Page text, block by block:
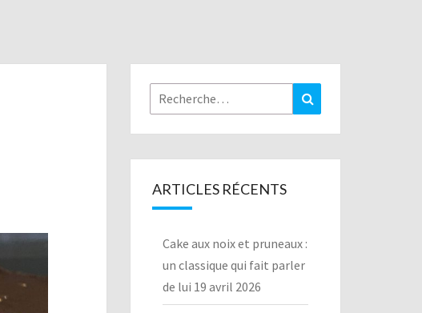
Rechercher :
ARTICLES RÉCENTS
Cake aux noix et pruneaux :
un classique qui fait parler
de lui 19 avril 2026